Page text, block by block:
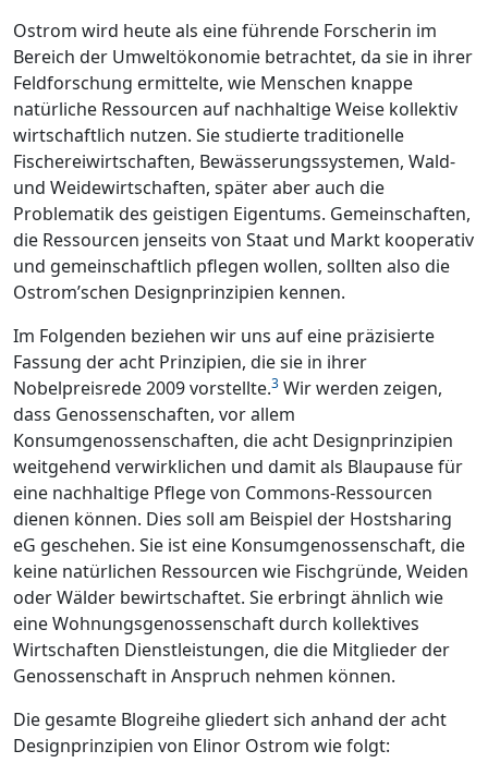
Ostrom wird heute als eine führende Forscherin im
Bereich der Umweltökonomie betrachtet, da sie in ihrer
Feldforschung ermittelte, wie Menschen knappe
natürliche Ressourcen auf nachhaltige Weise kollektiv
wirtschaftlich nutzen. Sie studierte traditionelle
Fischereiwirtschaften, Bewässerungssystemen, Wald-
und Weidewirtschaften, später aber auch die
Problematik des geistigen Eigentums. Gemeinschaften,
die Ressourcen jenseits von Staat und Markt kooperativ
und gemeinschaftlich pflegen wollen, sollten also die
Ostrom’schen Designprinzipien kennen.
Im Folgenden beziehen wir uns auf eine präzisierte
Fassung der acht Prinzipien, die sie in ihrer
Nobelpreisrede 2009 vorstellte.3 Wir werden zeigen,
dass Genossenschaften, vor allem
Konsumgenossenschaften, die acht Designprinzipien
weitgehend verwirklichen und damit als Blaupause für
eine nachhaltige Pflege von Commons-Ressourcen
dienen können. Dies soll am Beispiel der Hostsharing
eG geschehen. Sie ist eine Konsumgenossenschaft, die
keine natürlichen Ressourcen wie Fischgründe, Weiden
oder Wälder bewirtschaftet. Sie erbringt ähnlich wie
eine Wohnungsgenossenschaft durch kollektives
Wirtschaften Dienstleistungen, die die Mitglieder der
Genossenschaft in Anspruch nehmen können.
Die gesamte Blogreihe gliedert sich anhand der acht
Designprinzipien von Elinor Ostrom wie folgt: